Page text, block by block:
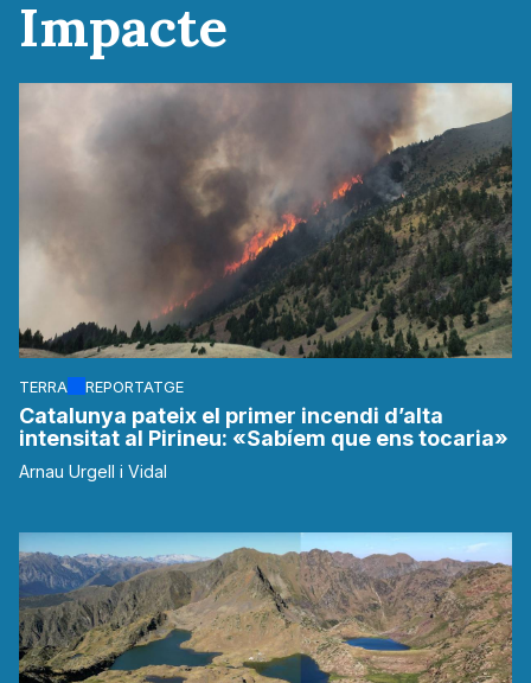
Impacte
TERRA REPORTATGE
Catalunya pateix el primer incendi d’alta
intensitat al Pirineu: «Sabíem que ens tocaria»
Arnau Urgell i Vidal